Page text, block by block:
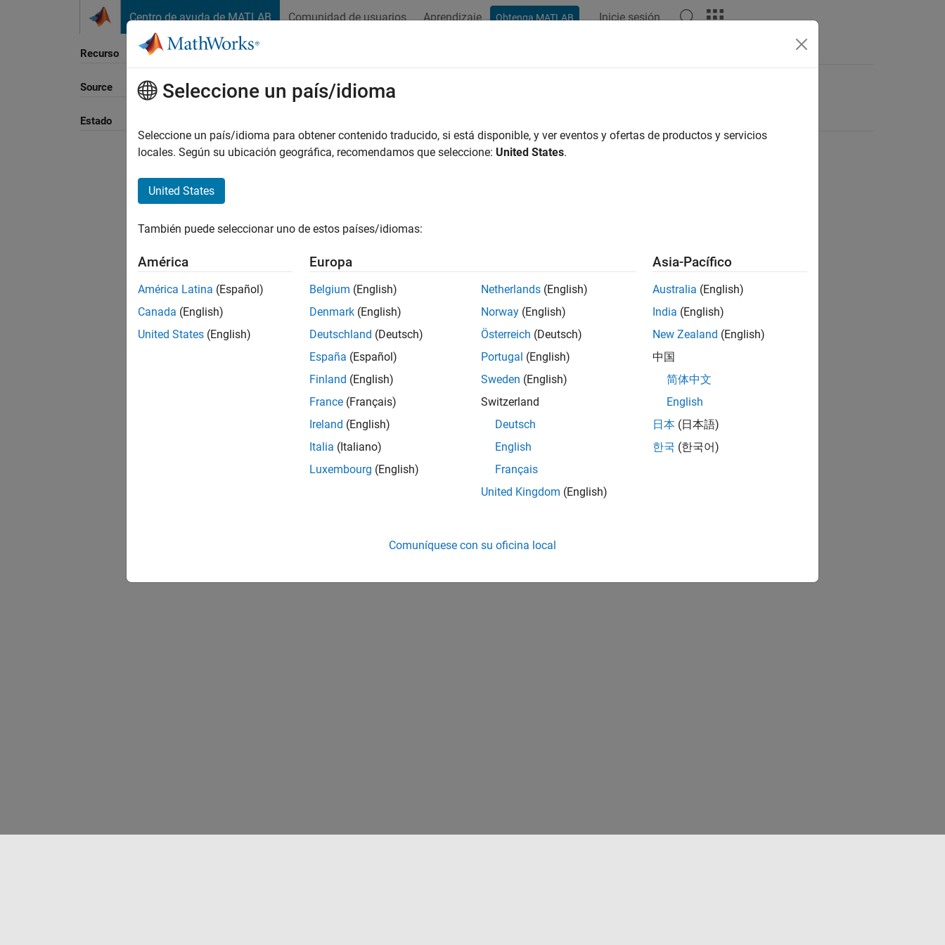
Centro de ayuda de MATLAB Comunidad de usuarios Aprendizaje Obtenga MATLAB Inicie sesión
Recurso
Source
Estado
Ordenar por
Seleccione un país/idioma
Seleccione un país/idioma para obtener contenido traducido, si está disponible, y ver eventos y ofertas de productos y servicios
locales. Según su ubicación geográfica, recomendamos que seleccione: United States.
United States
También puede seleccionar uno de estos países/idiomas:
América
América Latina (Español)
Canada (English)
United States (English)
Europa
Belgium (English)
Denmark (English)
Deutschland (Deutsch)
España (Español)
Finland (English)
France (Français)
Ireland (English)
Italia (Italiano)
Luxembourg (English)
Netherlands (English)
Norway (English)
Österreich (Deutsch)
Portugal (English)
Sweden (English)
Switzerland
Deutsch
English
Français
United Kingdom (English)
Asia-Pacífico
Australia (English)
India (English)
New Zealand (English)
中国
简体中文
English
日本 (日本語)
한국 (한국어)
Comuníquese con su oficina local